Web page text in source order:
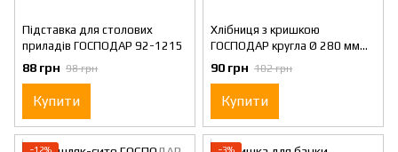
Підставка для столових
приладів ГОСПОДАР 92-1215
88 грн 98 грн
Купити
Хлібниця з кришкою
ГОСПОДАР кругла Ø 280 мм
92-0071
90 грн 102 грн
Купити
−12%
−3%